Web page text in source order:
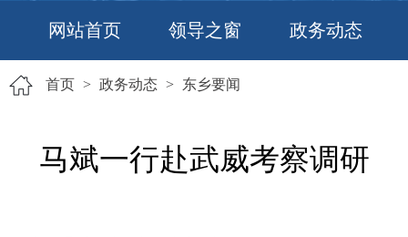
网站首页 领导之窗 政务动态
首页 > 政务动态 > 东乡要闻
马斌一行赴武威考察调研